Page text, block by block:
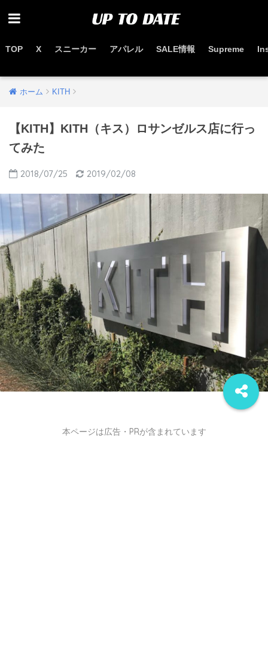
TOP X スニーカー アパレル SALE情報 Supreme
ホーム KITH
【KITH】KITH（キス）ロサンゼルス店に行っ
てみた
2018/07/25 2019/02/08
本ページは広告・PRが含まれています